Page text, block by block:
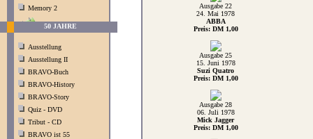
Memory 2
50 JAHRE
Ausstellung
Ausstellung II
BRAVO-Buch
BRAVO-History
BRAVO-Story
Quiz - DVD
Tribut - CD
BRAVO ist 55
Ausgabe 22
24. Mai 1978
ABBA
Preis: DM 1,00
Ausgabe 25
15. Juni 1978
Suzi Quatro
Preis: DM 1,00
Ausgabe 28
06. Juli 1978
Mick Jagger
Preis: DM 1,00